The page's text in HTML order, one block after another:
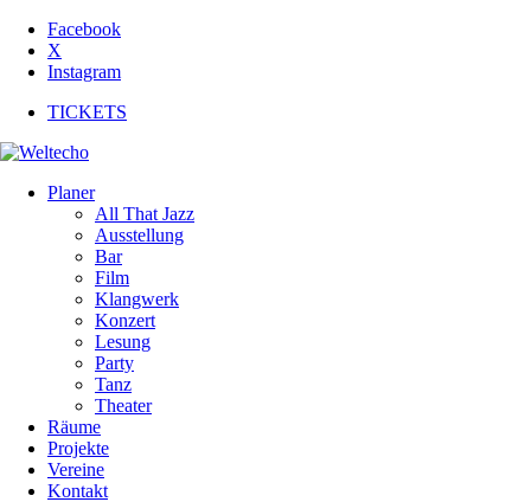
Facebook
X
Instagram
TICKETS
Planer
All That Jazz
Ausstellung
Bar
Film
Klangwerk
Konzert
Lesung
Party
Tanz
Theater
Räume
Projekte
Vereine
Kontakt